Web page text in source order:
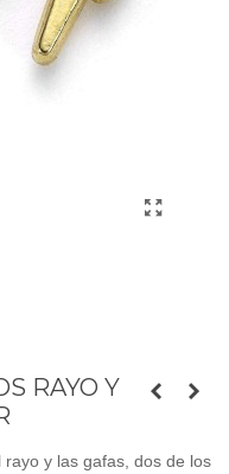
RAYO Y
y las gafas, dos de los